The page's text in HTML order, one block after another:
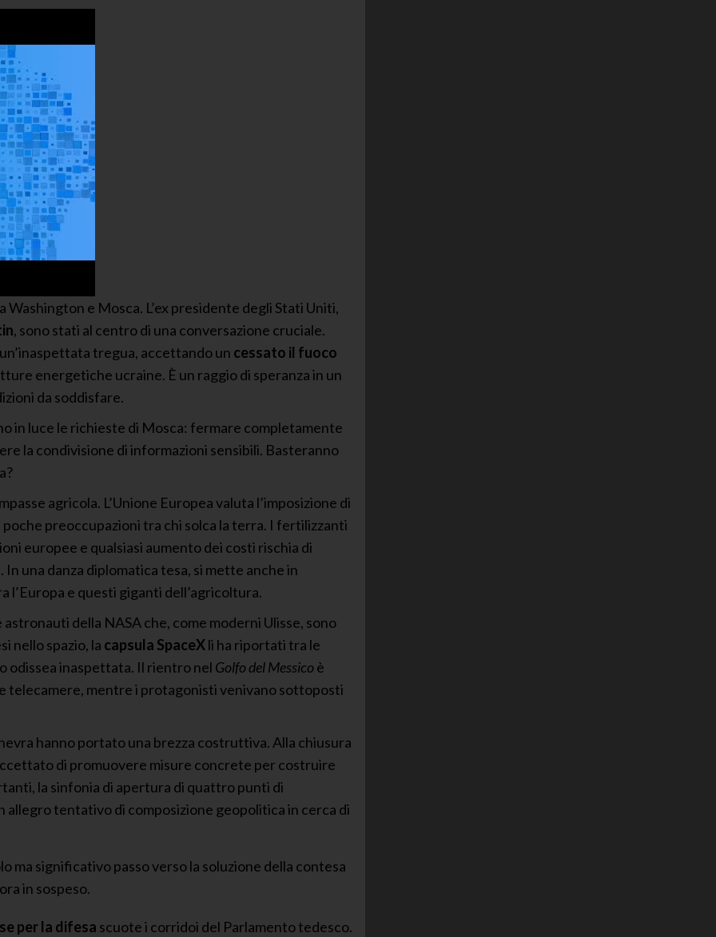
e Mosca. L’ex presidente degli Stati Uniti,
, sono stati al centro di una conversazione cruciale.
tregua, accettando un cessato il fuoco
energetiche ucraine. È un raggio di speranza in un
da soddisfare.
in luce le richieste di Mosca: fermare completamente
la condivisione di informazioni sensibili. Basteranno
agricola. L’Unione Europea valuta l’imposizione di
poche preoccupazioni tra chi solca la terra. I fertilizzanti
europee e qualsiasi aumento dei costi rischia di
una danza diplomatica tesa, si mette anche in
e questi giganti dell’agricoltura.
astronauti della NASA che, come moderni Ulisse, sono
nello spazio, la capsula SpaceXli ha riportati tra le
odissea inaspettata. Il rientro nel Golfo del Messicoè
telecamere, mentre i protagonisti venivano sottoposti
hanno portato una brezza costruttiva. Alla chiusura
di promuovere misure concrete per costruire
la sinfonia di apertura di quattro punti di
tentativo di composizione geopolitica in cerca di
ma significativo passo verso la soluzione della contesa
in sospeso.
per la difesa scuote i corridoi del Parlamento tedesco.